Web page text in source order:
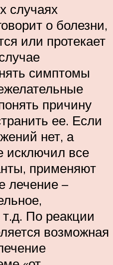
случаях
о болезни,
или протекает
симптомы
причину
ее. Если
нет, а
исключил все
применяют
лечение –
По реакции
возможная